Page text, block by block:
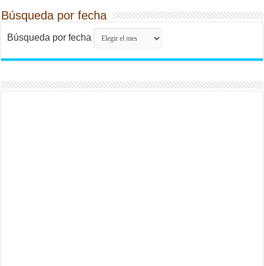
Búsqueda por fecha
Búsqueda por fecha